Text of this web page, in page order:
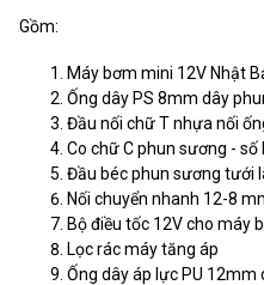
Gồm:
Máy bơm mini 12V Nhật
Ống dây PS 8mm dây
Đầu nối chữ T nhựa nối
Co chữ C phun sương - số
Đầu béc phun sương tưới
Nối chuyển nhanh 12-8
Bộ điều tốc 12V cho máy
Lọc rác máy tăng áp
Ống dây áp lực PU 12mm